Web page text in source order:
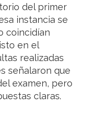
del primer
instancia se
coincidían
en el
realizadas
señalaron que
examen, pero
claras.